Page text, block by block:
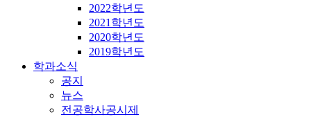
2022학년도
2021학년도
2020학년도
2019학년도
학과소식
공지
뉴스
전공학사공시제